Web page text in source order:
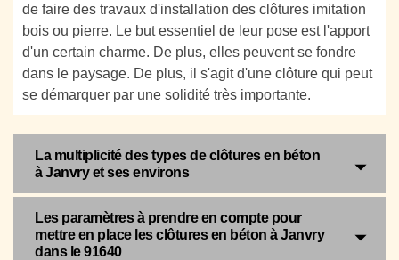
de faire des travaux d'installation des clôtures imitation
bois ou pierre. Le but essentiel de leur pose est l'apport
d'un certain charme. De plus, elles peuvent se fondre
dans le paysage. De plus, il s'agit d'une clôture qui peut
se démarquer par une solidité très importante.
La multiplicité des types de clôtures en béton
à Janvry et ses environs
Les paramètres à prendre en compte pour
mettre en place les clôtures en béton à Janvry
dans le 91640